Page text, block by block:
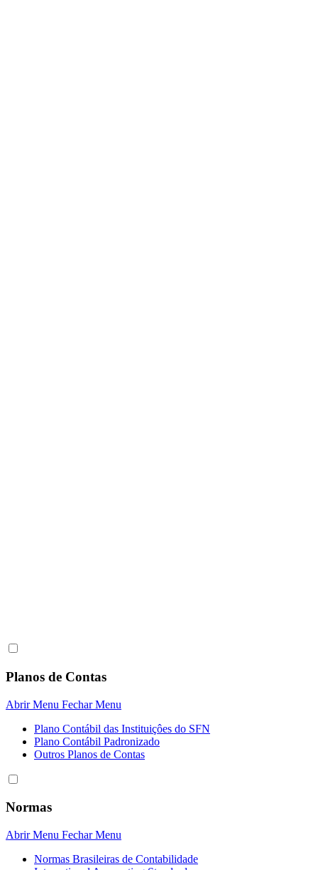
Planos de Contas
Abrir Menu Fechar Menu
Plano Contábil das Instituiçôes do SFN
Plano Contábil Padronizado
Outros Planos de Contas
Normas
Abrir Menu Fechar Menu
Normas Brasileiras de Contabilidade